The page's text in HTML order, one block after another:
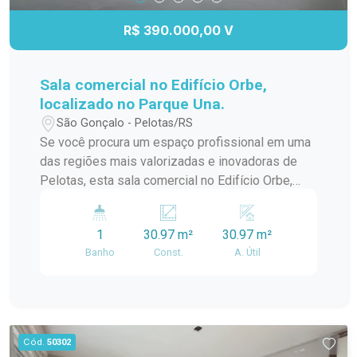
R$ 390.000,00 V
Sala comercial no Edifício Orbe,
localizado no Parque Una.
São Gonçalo - Pelotas/RS
Se você procura um espaço profissional em uma
das regiões mais valorizadas e inovadoras de
Pelotas, esta sala comercial no Edifício Orbe,
imóvel reúne modernidade, excelente iluminação
natural e versatilidade, proporcionando o
ambiente perfeito para empresas que desejam
1
Banho
30.97 m²
Const.
30.97 m²
A. Útil
Cód. 50302